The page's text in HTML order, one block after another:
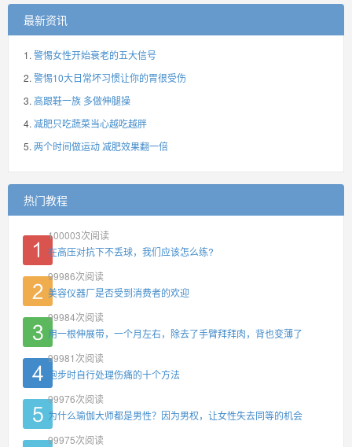
最新资讯
警惕女性开始衰老的五大信号
警惕10大日常坏习惯让你的胃很受伤
高跟鞋一族 多做伸腿操
减肥只吃蔬菜当心越吃越胖
两个时间做运动 减肥效果翻一倍
热门教程
100003次阅读
在高压对抗下不丢球，我们应该怎么练?
99986次阅读
美容仪器厂是否受到消费者的欢迎
99984次阅读
用一根伸展带，一个月左右，除去了手臂拜拜肉，背也变薄了
99981 次阅读
跑步时自行处理伤痛的十个方法
99976次阅读
为什么瑜伽大师都是男性？因为男权，让女性失去同等的机会
99975次阅读